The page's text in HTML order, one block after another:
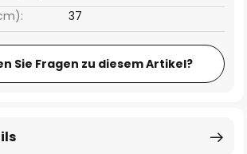
37
Sie Fragen zu diesem Artikel?